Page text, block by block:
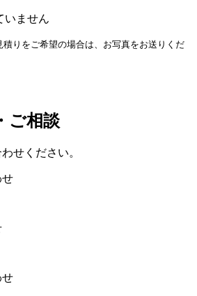
いません
りをご希望の場合は、お写真をお送りくだ
ご相談
せください。
せ
せ